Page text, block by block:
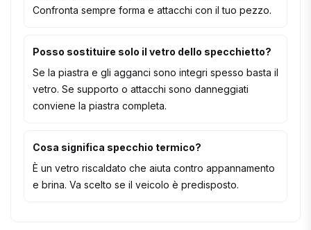
Confronta sempre forma e attacchi con il tuo pezzo.
Posso sostituire solo il vetro dello specchietto?
Se la piastra e gli agganci sono integri spesso basta il
vetro. Se supporto o attacchi sono danneggiati
conviene la piastra completa.
Cosa significa specchio termico?
È un vetro riscaldato che aiuta contro appannamento
e brina. Va scelto se il veicolo è predisposto.